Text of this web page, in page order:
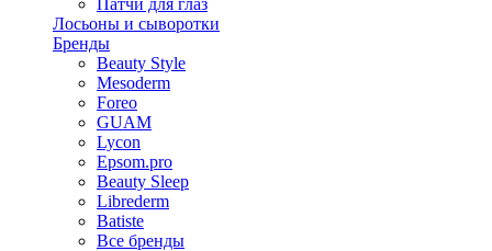
Патчи для глаз
Лосьоны и сыворотки
Бренды
Beauty Style
Mesoderm
Foreo
GUAM
Lycon
Epsom.pro
Beauty Sleep
Librederm
Batiste
Все бренды